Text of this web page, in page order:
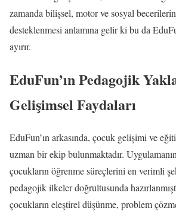
zamanda bilişsel, motor ve sosyal
desteklenmesi anlamına gelir ki bu da
ayırır.
EduFun’ın Pedagojik
Gelişimsel Faydaları
EduFun’ın arkasında, çocuk gelişimi ve
uzman bir ekip bulunmaktadır.
çocukların öğrenme süreçlerini en verimli
pedagojik ilkeler doğrultusunda
çocukların eleştirel düşünme, problem